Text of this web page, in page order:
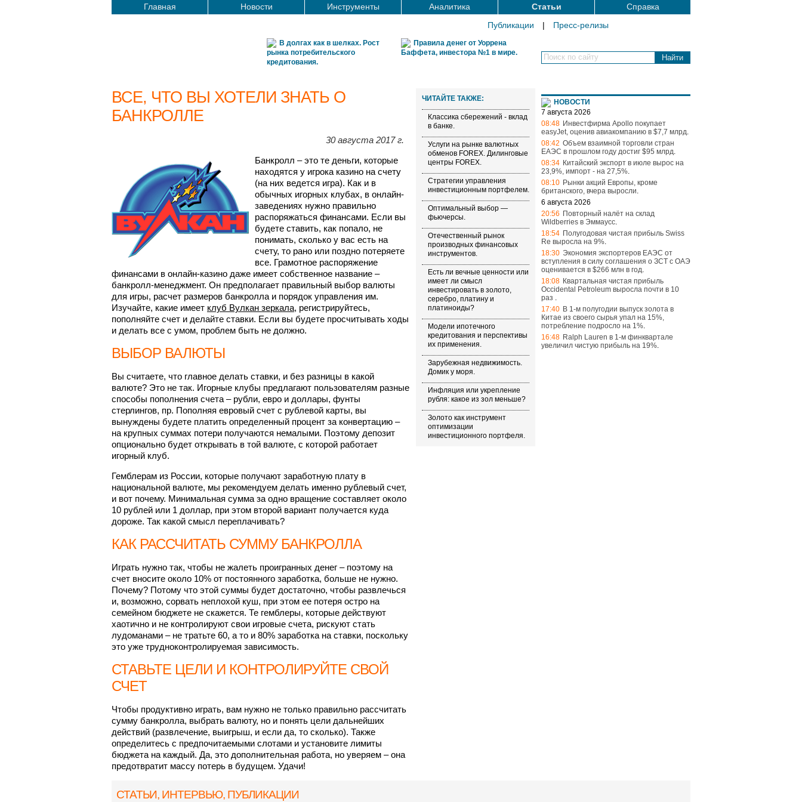
Главная Новости Инструменты Аналитика Статьи
Справка
Публикации
| Пресс-релизы
Поиск по сайту
В долгах как в шелках. Рост
рынка потребительского
кредитования.
Правила денег от Уоррена
Баффета, инвестора №1 в мире.
ВСЕ, ЧТО ВЫ ХОТЕЛИ ЗНАТЬ О
БАНКРОЛЛЕ
30 августа 2017 г.
Банкролл – это те деньги, которые
находятся у игрока казино на счету
(на них ведется игра). Как и в
обычных игорных клубах, в онлайн-
заведениях нужно правильно
распоряжаться финансами. Если вы
будете ставить, как попало, не
понимать, сколько у вас есть на
счету, то рано или поздно потеряете
все. Грамотное распоряжение
финансами в онлайн-казино даже имеет собственное название –
банкролл-менеджмент. Он предполагает правильный выбор валюты
для игры, расчет размеров банкролла и порядок управления им.
Изучайте, какие имеет клуб Вулкан зеркала, регистрируйтесь,
пополняйте счет и делайте ставки. Если вы будете просчитывать ходы
и делать все с умом, проблем быть не должно.
ВЫБОР ВАЛЮТЫ
Вы считаете, что главное делать ставки, и без разницы в какой
валюте? Это не так. Игорные клубы предлагают пользователям разные
способы пополнения счета – рубли, евро и доллары, фунты
стерлингов, пр. Пополняя евровый счет с рублевой карты, вы
вынуждены будете платить определенный процент за конвертацию –
на крупных суммах потери получаются немалыми. Поэтому депозит
опционально будет открывать в той валюте, с которой работает
игорный клуб.
Гемблерам из России, которые получают заработную плату в
национальной валюте, мы рекомендуем делать именно рублевый счет,
и вот почему. Минимальная сумма за одно вращение составляет около
10 рублей или 1 доллар, при этом второй вариант получается куда
дороже. Так какой смысл переплачивать?
КАК РАССЧИТАТЬ СУММУ БАНКРОЛЛА
Играть нужно так, чтобы не жалеть проигранных денег – поэтому на
счет вносите около 10% от постоянного заработка, больше не нужно.
Почему? Потому что этой суммы будет достаточно, чтобы развлечься
и, возможно, сорвать неплохой куш, при этом ее потеря остро на
семейном бюджете не скажется. Те гемблеры, которые действуют
хаотично и не контролируют свои игровые счета, рискуют стать
лудоманами – не тратьте 60, а то и 80% заработка на ставки, поскольку
это уже трудноконтролируемая зависимость.
СТАВЬТЕ ЦЕЛИ И КОНТРОЛИРУЙТЕ СВОЙ
СЧЕТ
Чтобы продуктивно играть, вам нужно не только правильно рассчитать
сумму банкролла, выбрать валюту, но и понять цели дальнейших
действий (развлечение, выигрыш, и если да, то сколько). Также
определитесь с предпочитаемыми слотами и установите лимиты
бюджета на каждый. Да, это дополнительная работа, но уверяем – она
предотвратит массу потерь в будущем. Удачи!
ЧИТАЙТЕ ТАКЖЕ:
Классика сбережений - вклад
в банке.
Услуги на рынке валютных
обменов FOREX. Дилинговые
центры FOREX.
Стратегии управления
инвестиционным портфелем.
Оптимальный выбор —
фьючерсы.
Отечественный рынок
производных финансовых
инструментов.
Есть ли вечные ценности или
имеет ли смысл
инвестировать в золото,
серебро, платину и
платиноиды?
Модели ипотечного
кредитования и перспективы
их применения.
Зарубежная недвижимость.
Домик у моря.
Инфляция или укрепление
рубля: какое из зол меньше?
Золото как инструмент
оптимизации
инвестиционного портфеля.
НОВОСТИ
7 августа 2026
08:48 Инвестфирма Apollo покупает
easyJet, оценив авиакомпанию в $7,7 млрд.
08:42 Объем взаимной торговли стран
ЕАЭС в прошлом году достиг $95 млрд.
08:34 Китайский экспорт в июле вырос на
23,9%, импорт - на 27,5%.
08:10 Рынки акций Европы, кроме
британского, вчера выросли.
6 августа 2026
20:56 Повторный налёт на склад
Wildberries в Эммаусс.
18:54 Полугодовая чистая прибыль Swiss
Re выросла на 9%.
18:30 Экономия экспортеров ЕАЭС от
вступления в силу соглашения о ЗСТ с ОАЭ
оценивается в $266 млн в год.
18:08 Квартальная чистая прибыль
Occidental Petroleum выросла почти в 10
раз .
17:40 В 1-м полугодии выпуск золота в
Китае из своего сырья упал на 15%,
потребление подросло на 1%.
16:48 Ralph Lauren в 1-м финквартале
увеличил чистую прибыль на 19%.
СТАТЬИ, ИНТЕРВЬЮ, ПУБЛИКАЦИИ